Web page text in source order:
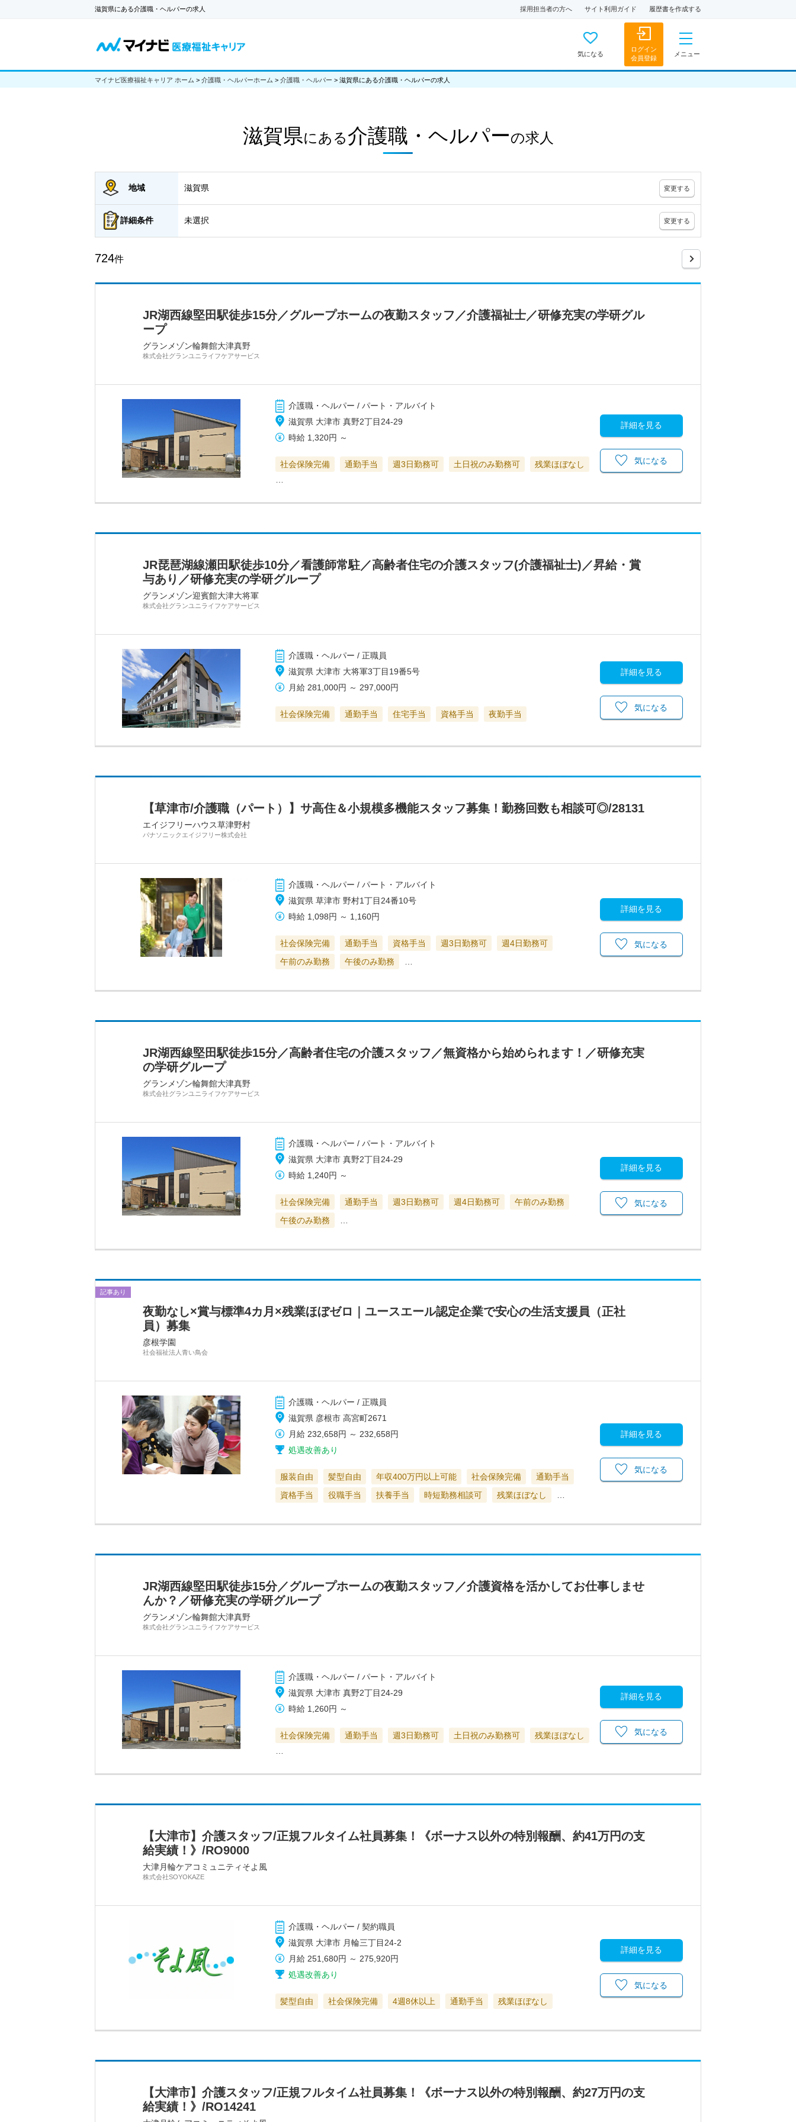
滋賀県にある介護職・ヘルパーの求人 採用担当者の方へ サイト利用ガイド 履歴書を作成する
気になる
ログイン
会員登録
メニュー
マイナビ医療福祉キャリア ホーム > 介護職・ヘルパーホーム > 介護職・ヘルパー > 滋賀県にある介護職・ヘルパーの求人
滋賀県にある介護職・ヘルパーの求人
地域 滋賀県 変更する
詳細条件 未選択 変更する
724件
JR湖西線堅田駅徒歩15分／グループホームの夜勤スタッフ／介護福祉士／研修充実の学研グル
ープ
グランメゾン輪舞館大津真野
株式会社グランユニライフケアサービス
介護職・ヘルパー / パート・アルバイト
滋賀県 大津市 真野2丁目24-29
時給 1,320円 ～
社会保険完備 通勤手当 週3日勤務可 土日祝のみ勤務可
残業ほぼなし
詳細を見る
気になる
JR琵琶湖線瀬田駅徒歩10分／看護師常駐／高齢者住宅の介護スタッフ(介護福祉士)／昇給・賞
与あり／研修充実の学研グループ
グランメゾン迎賓館大津大将軍
株式会社グランユニライフケアサービス
介護職・ヘルパー / 正職員
滋賀県 大津市 大将軍3丁目19番5号
月給 281,000円 ～ 297,000円
社会保険完備 通勤手当 住宅手当 資格手当 夜勤手当
詳細を見る
気になる
【草津市/介護職（パート）】サ高住＆小規模多機能スタッフ募集！勤務回数も相談可◎/28131
エイジフリーハウス草津野村
パナソニックエイジフリー株式会社
介護職・ヘルパー / パート・アルバイト
滋賀県 草津市 野村1丁目24番10号
時給 1,098円 ～ 1,160円
社会保険完備 通勤手当 資格手当 週3日勤務可
週4日勤務可
午前のみ勤務
午後のみ勤務
詳細を見る
気になる
JR湖西線堅田駅徒歩15分／高齢者住宅の介護スタッフ／無資格から始められます！／研修充実
の学研グループ
グランメゾン輪舞館大津真野
株式会社グランユニライフケアサービス
介護職・ヘルパー / パート・アルバイト
滋賀県 大津市 真野2丁目24-29
時給 1,240円 ～
社会保険完備 通勤手当 週3日勤務可 週4日勤務可
午前のみ勤務
午後のみ勤務
詳細を見る
気になる
記事あり
夜勤なし×賞与標準4カ月×残業ほぼゼロ｜ユースエール認定企業で安心の生活支援員（正社
員）募集
彦根学園
社会福祉法人青い鳥会
介護職・ヘルパー / 正職員
滋賀県 彦根市 高宮町2671
月給 232,658円 ～ 232,658円
処遇改善あり
服装自由 髪型自由 年収400万円以上可能 社会保険完備
通勤手当
資格手当
役職手当 扶養手当 時短勤務相談可 残業ほぼなし
詳細を見る
気になる
JR湖西線堅田駅徒歩15分／グループホームの夜勤スタッフ／介護資格を活かしてお仕事しませ
んか？／研修充実の学研グループ
グランメゾン輪舞館大津真野
株式会社グランユニライフケアサービス
介護職・ヘルパー / パート・アルバイト
滋賀県 大津市 真野2丁目24-29
時給 1,260円 ～
社会保険完備 通勤手当 週3日勤務可 土日祝のみ勤務可
残業ほぼなし
詳細を見る
気になる
【大津市】介護スタッフ/正規フルタイム社員募集！《ボーナス以外の特別報酬、約41万円の支
給実績！》/RO9000
大津月輪ケアコミュニティそよ風
株式会社SOYOKAZE
介護職・ヘルパー / 契約職員
滋賀県 大津市 月輪三丁目24-2
月給 251,680円 ～ 275,920円
処遇改善あり
髪型自由 社会保険完備 4週8休以上 通勤手当 残業ほぼなし
詳細を見る
気になる
【大津市】介護スタッフ/正規フルタイム社員募集！《ボーナス以外の特別報酬、約27万円の支
給実績！》/RO14241